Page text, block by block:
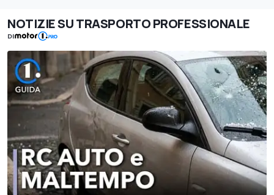
NOTIZIE SU TRASPORTO PROFESSIONALE
DI